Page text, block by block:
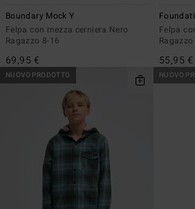
Boundary Mock Y
Felpa con mezza cerniera Nero
Ragazzo 8-16
69,95 €
Felpa
55,95 €
NUOVO PRODOTTO NUOVO